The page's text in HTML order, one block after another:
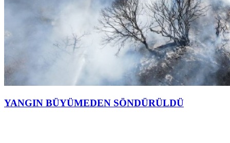
YANGIN BÜYÜMEDEN SÖNDÜRÜLDÜ